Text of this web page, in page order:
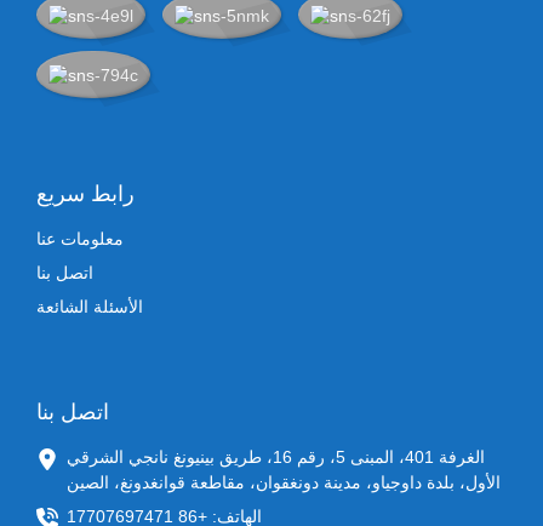
رابط سريع
معلومات عنا
اتصل بنا
الأسئلة الشائعة
اتصل بنا
الغرفة 401، المبنى 5، رقم 16، طريق بينيونغ نانجي الشرقي
الأول، بلدة داوجياو، مدينة دونغقوان، مقاطعة قوانغدونغ، الصين
الهاتف: +86 17707697471